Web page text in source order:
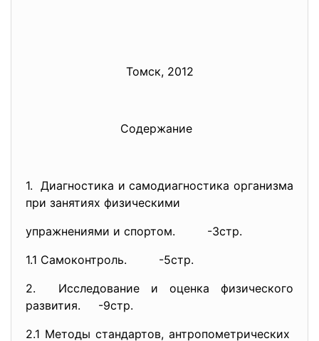
Томск, 2012
Содержание
1. Диагностика и самодиагностика организма
при занятиях физическими
упражнениями и спортом.
-3стр.
1.1 Самоконтроль. -5стр.
2. Исследование и оценка физического
развития. -9стр.
2.1 Методы стандартов, антропометрических